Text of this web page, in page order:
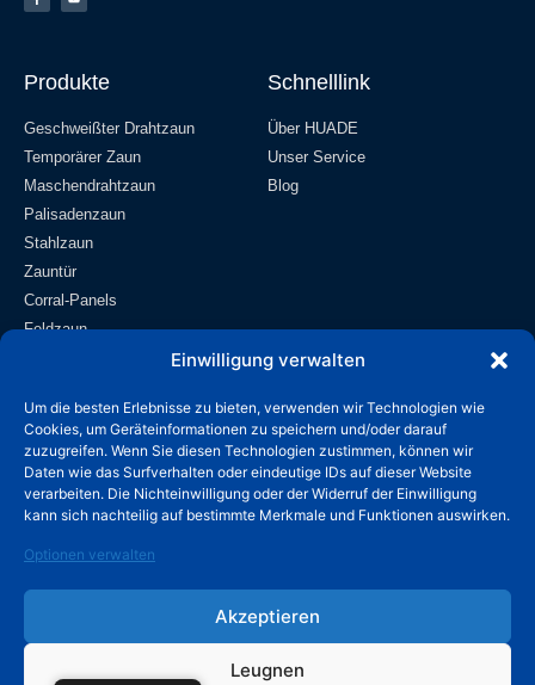
Einwilligung verwalten
Um die besten Erlebnisse zu bieten, verwenden wir Technologien wie
Cookies, um Geräteinformationen zu speichern und/oder darauf
zuzugreifen. Wenn Sie diesen Technologien zustimmen, können wir
Daten wie das Surfverhalten oder eindeutige IDs auf dieser Website
verarbeiten. Die Nichteinwilligung oder der Widerruf der Einwilligung
kann sich nachteilig auf bestimmte Merkmale und Funktionen auswirken.
Optionen verwalten
Akzeptieren
Leugnen
Produkte
Geschweißter Drahtzaun
Temporärer Zaun
Maschendrahtzaun
Palisadenzaun
Stahlzaun
Zauntür
Corral-Panels
Feldzaun
Schnelllink
Über HUADE
Unser Service
Blog
Kontakt
info@wiremeshmfg.com
+86-180-3192-9999